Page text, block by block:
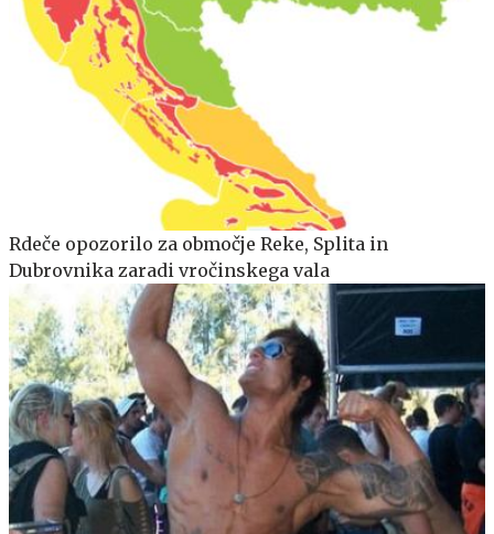
Rdeče opozorilo za območje Reke, Splita in
Dubrovnika zaradi vročinskega vala